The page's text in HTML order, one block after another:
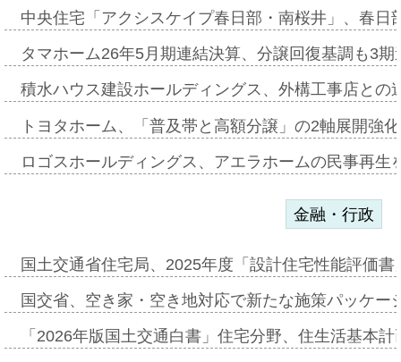
中央住宅「アクシスケイプ春日部・南桜井」、春
タマホーム26年5月期連結決算、分譲回復基調も3
積水ハウス建設ホールディングス、外構工事店と
トヨタホーム、「普及帯と高額分譲」の2軸展開強
ロゴスホールディングス、アエラホームの民事再
金融・行政
国土交通省住宅局、2025年度「設計住宅性能評価
国交省、空き家・空き地対応で新たな施策パッケ
「2026年版国土交通白書」住宅分野、住生活基本